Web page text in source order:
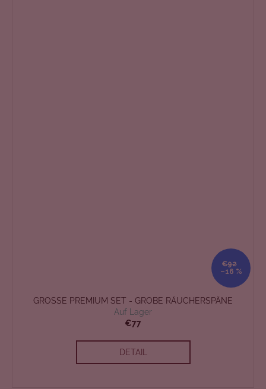
€92
–16 %
GROSSE PREMIUM SET - GROBE RÄUCHERSPÄNE
Auf Lager
€77
DETAIL